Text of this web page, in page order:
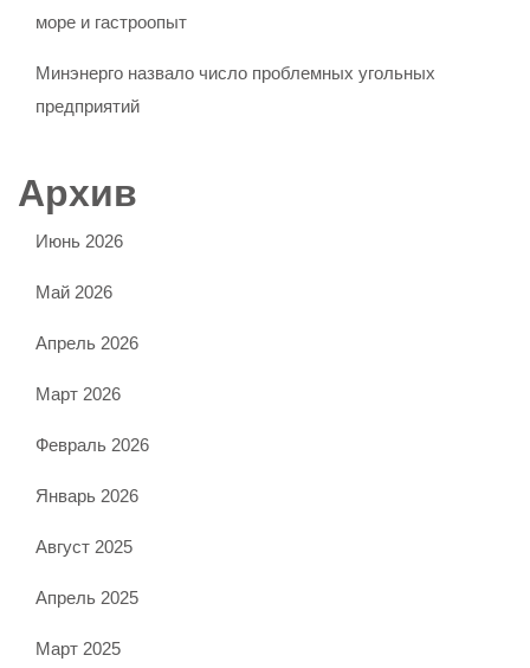
море и гастроопыт
Минэнерго назвало число проблемных угольных
предприятий
Архив
Июнь 2026
Май 2026
Апрель 2026
Март 2026
Февраль 2026
Январь 2026
Август 2025
Апрель 2025
Март 2025